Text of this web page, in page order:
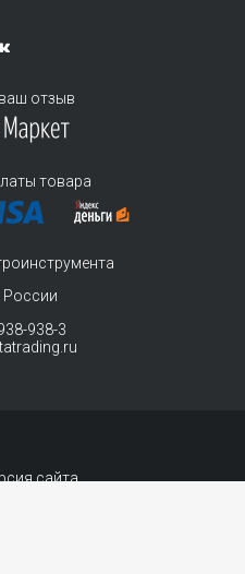
отзыв
товара
России
938-3
сайта